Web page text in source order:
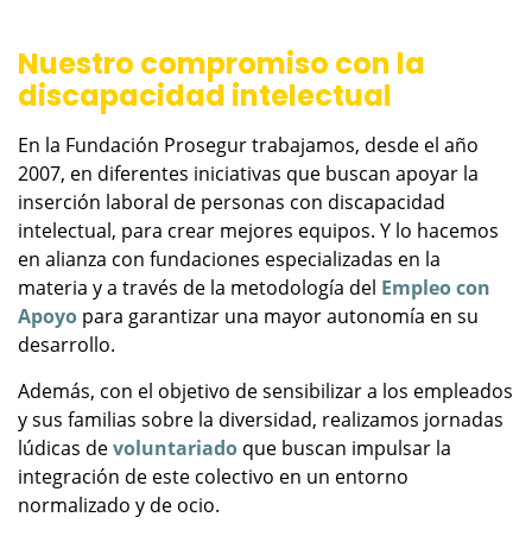
Nuestro compromiso con la
discapacidad intelectual
En la Fundación Prosegur trabajamos, desde el año
2007, en diferentes iniciativas que buscan apoyar la
inserción laboral de personas con discapacidad
intelectual, para crear mejores equipos. Y lo hacemos
en alianza con fundaciones especializadas en la
materia y a través de la metodología del Empleo con
Apoyo para garantizar una mayor autonomía en su
desarrollo.
Además, con el objetivo de sensibilizar a los empleados
y sus familias sobre la diversidad, realizamos jornadas
lúdicas devoluntariado que buscan impulsar la
integración de este colectivo en un entorno
normalizado y de ocio.